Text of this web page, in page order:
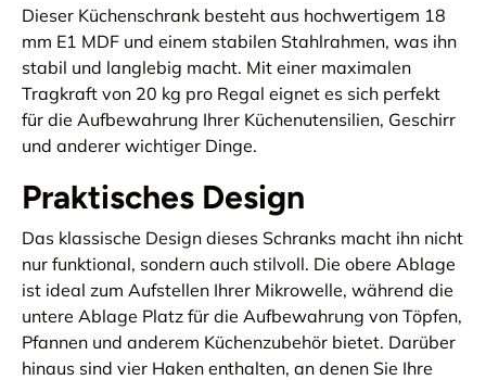
Dieser Küchenschrank besteht aus hochwertigem 18
mm E1 MDF und einem stabilen Stahlrahmen, was ihn
stabil und langlebig macht. Mit einer maximalen
Tragkraft von 20 kg pro Regal eignet es sich perfekt
für die Aufbewahrung Ihrer Küchenutensilien, Geschirr
und anderer wichtiger Dinge.
Praktisches Design
Das klassische Design dieses Schranks macht ihn nicht
nur funktional, sondern auch stilvoll. Die obere Ablage
ist ideal zum Aufstellen Ihrer Mikrowelle, während die
untere Ablage Platz für die Aufbewahrung von Töpfen,
Pfannen und anderem Küchenzubehör bietet. Darüber
hinaus sind vier Haken enthalten, an denen Sie Ihre